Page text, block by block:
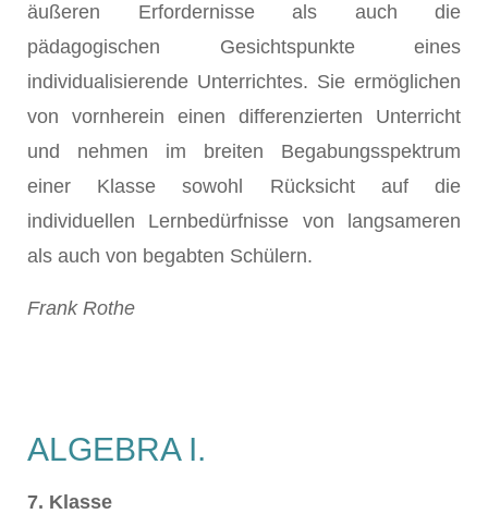
äußeren Erfordernisse als auch die
pädagogischen Gesichtspunkte eines
individualisierende Unterrichtes. Sie ermöglichen
von vornherein einen differenzierten Unterricht
und nehmen im breiten Begabungsspektrum
einer Klasse sowohl Rücksicht auf die
individuellen Lernbedürfnisse von langsameren
als auch von begabten Schülern.
Frank Rothe
ALGEBRA I.
7. Klasse